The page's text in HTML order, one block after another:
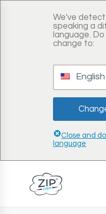
We've
speaking a
language.
change to:
English
Close and
language